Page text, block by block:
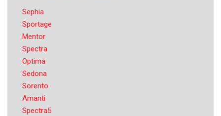
Sephia
Sportage
Mentor
Spectra
Optima
Sedona
Sorento
Amanti
Spectra5